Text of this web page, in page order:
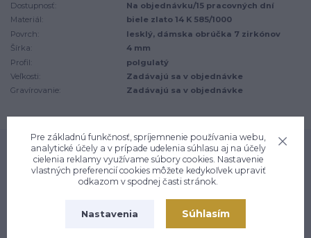
Dostupnosť:
Na objednávku/15 pracovných dní
Materiál:
biele zlato 14 K 585/1000
Povrch:
lesklý, dámska obrúčka 7 zirkónov
Šírka:
4 mm
Profil:
polgulatý
Veľkosti:
Zadávajú sa v objednávke
Gravírovanie:
Zadávajú sa v objednávke
Kvalitné materiály
Na trhu od roku 2006
Pre základnú funkčnosť, spríjemnenie používania webu,
analytické účely a v prípade udelenia súhlasu aj na účely
cielenia reklamy využívame súbory cookies. Nastavenie
vlastných preferencií cookies môžete kedykoľvek upraviť
odkazom v spodnej časti stránok.
Nastavenia Súhlasím